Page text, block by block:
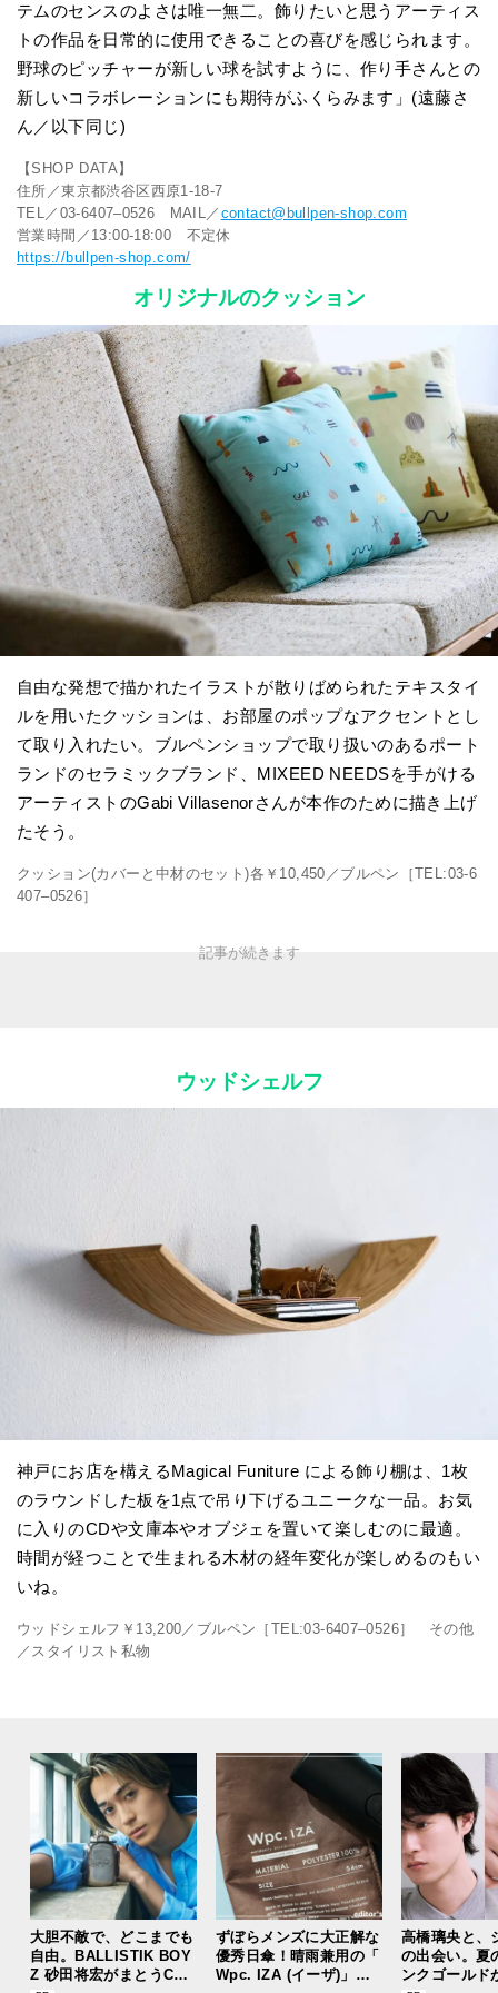
テムのセンスのよさは唯一無二。飾りたいと思うアーティス
トの作品を日常的に使用できることの喜びを感じられます。
野球のピッチャーが新しい球を試すように、作り手さんとの
新しいコラボレーションにも期待がふくらみます」(遠藤さ
ん／以下同じ)
【SHOP DATA】
住所／東京都渋谷区西原1-18-7
TEL／03-6407–0526 MAIL／ contact@bullpen-shop.com
営業時間／13:00-18:00 不定休
https://bullpen-shop.com/
オリジナルのクッション
自由な発想で描かれたイラストが散りばめられたテキスタイ
ルを用いたクッションは、お部屋のポップなアクセントとし
て取り入れたい。ブルペンショップで取り扱いのあるポート
ランドのセラミックブランド、MIXEED NEEDSを手がける
アーティストのGabi Villasenorさんが本作のために描き上げ
たそう。
クッション(カバーと中材のセット)各￥10,450／ブルペン［TEL:03-6
407–0526］
ウッドシェルフ
神戸にお店を構えるMagical Funiture による飾り棚は、1枚
のラウンドした板を1点で吊り下げるユニークな一品。お気
に入りのCDや文庫本やオブジェを置いて楽しむのに最適。
時間が経つことで生まれる木材の経年変化が楽しめるのもい
いね。
ウッドシェルフ￥13,200／ブルペン［TEL:03-6407–0526］ その他
／スタイリスト私物
大胆不敵で、どこまでも
自由。BALLISTIK BOY
Z 砂田将宏がまとうCOA
ずぼらメンズに大正解な
優秀日傘！晴雨兼用の「
Wpc. IZA (イーザ)」が
高橋璃央と、
の出会い。夏
ンクゴールド